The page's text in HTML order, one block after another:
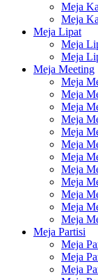
Meja
Meja
Meja Lipat
Meja
Meja
Meja Meeting
Meja
Meja
Meja
Meja
Meja
Meja
Meja
Meja
Meja
Meja
Meja
Meja
Meja Partisi
Meja
Meja
Meja